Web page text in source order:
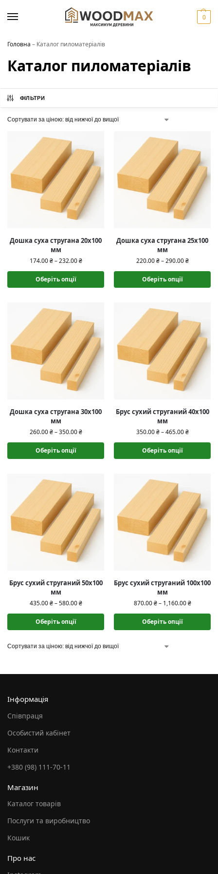
0
Головна – Каталог пиломатеріалів
Каталог пиломатеріалів
ФІЛЬТРИ
Дошка суха стругана 20х100
мм
174.00₴ – 232.00₴
Оберіть опції
Дошка суха стругана 25х100
мм
220.00₴ – 290.00₴
Оберіть опції
Дошка суха стругана 30х100
мм
260.00₴ – 350.00₴
Оберіть опції
Брус сухий струганий 40х100
мм
350.00₴ – 465.00₴
Оберіть опції
Брус сухий струганий 50х100
мм
435.00₴ – 580.00₴
Оберіть опції
Брус сухий струганий 100х100
мм
870.00₴ – 1,160.00₴
Оберіть опції
Інформація
Співпраця
Особистий кабінет
Контакти
+380 (98) 111-70-11
Магазин
Каталог товарів
Послуги та виробництво
Кошик
Про нас